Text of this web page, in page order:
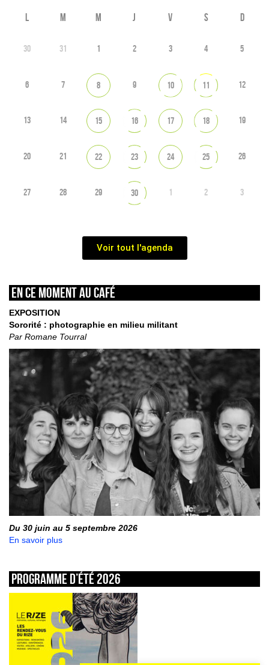
L M M J V S D
30 31 1 2 3 4 5
6 7 8 9 10 11 12
13 14 15 16 17 18 19
20 21 22 23 24 25 26
27 28 29 30 1 2 3
Voir tout l'agenda
En ce moment au café
EXPOSITION
Sororité : photographie en milieu militant
Par Romane Tourral
Du 30 juin au 5 septembre 2026
En savoir plus
Programme d’été 2026